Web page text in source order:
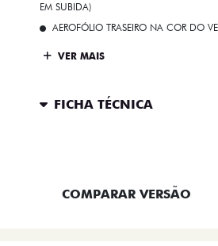
EM SUBIDA)
AEROFÓLIO TRASEIRO NA COR DO
VER MAIS
FICHA TÉCNICA
COMPARAR VERSÃO